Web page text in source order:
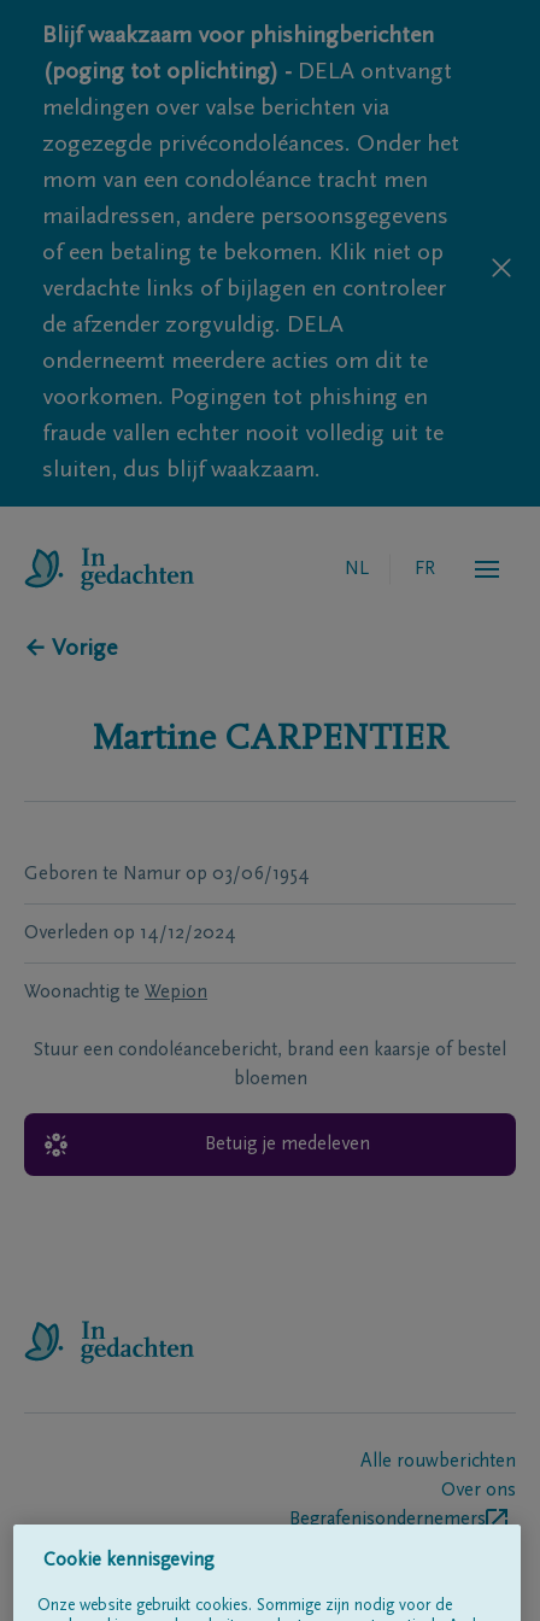
Blijf waakzaam voor phishingberichten
(poging tot oplichting) - DELA ontvangt
meldingen over valse berichten via
zogezegde privécondoléances. Onder het
mom van een condoléance tracht men
mailadressen, andere persoonsgegevens
of een betaling te bekomen. Klik niet op
verdachte links of bijlagen en controleer
de afzender zorgvuldig. DELA
onderneemt meerdere acties om dit te
voorkomen. Pogingen tot phishing en
fraude vallen echter nooit volledig uit te
sluiten, dus blijf waakzaam.
NL FR
← Vorige
Martine CARPENTIER
Geboren te Namur op 03/06/1954
Overleden op 14/12/2024
Woonachtig te Wepion
Stuur een condoléancebericht, brand een kaarsje of bestel
bloemen
Betuig je medeleven
Alle rouwberichten
Over ons
Begrafenisondernemers
Cookie kennisgeving
Onze website gebruikt cookies. Sommige zijn nodig voor de